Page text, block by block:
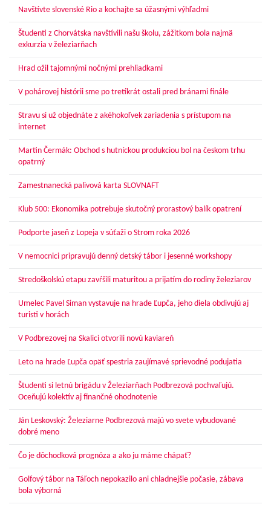
Navštívte slovenské Rio a kochajte sa úžasnými výhľadmi
Študenti z Chorvátska navštívili našu školu, zážitkom bola najmä
exkurzia v železiarňach
Hrad ožil tajomnými nočnými prehliadkami
V pohárovej histórii sme po tretíkrát ostali pred bránami finále
Stravu si už objednáte z akéhokoľvek zariadenia s prístupom na
internet
Martin Čermák: Obchod s hutníckou produkciou bol na českom trhu
opatrný
Zamestnanecká palivová karta SLOVNAFT
Klub 500: Ekonomika potrebuje skutočný prorastový balík opatrení
Podporte jaseň z Lopeja v súťaži o Strom roka 2026
V nemocnici pripravujú denný detský tábor i jesenné workshopy
Stredoškolskú etapu zavŕšili maturitou a prijatím do rodiny železiarov
Umelec Pavel Siman vystavuje na hrade Ľupča, jeho diela obdivujú aj
turisti v horách
V Podbrezovej na Skalici otvorili novú kaviareň
Leto na hrade Ľupča opäť spestria zaujímavé sprievodné podujatia
Študenti si letnú brigádu v Železiarňach Podbrezová pochvaľujú.
Oceňujú kolektív aj finančné ohodnotenie
Ján Leskovský: Železiarne Podbrezová majú vo svete vybudované
dobré meno
Čo je dôchodková prognóza a ako ju máme chápať?
Golfový tábor na Táľoch nepokazilo ani chladnejšie počasie, zábava
bola výborná